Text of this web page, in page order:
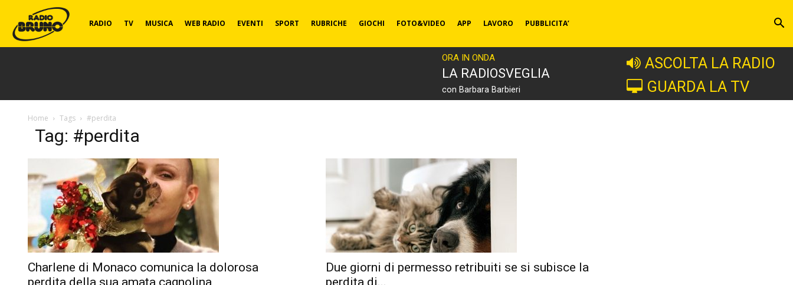
Radio
RADIO TV MUSICA WEB RADIO EVENTI SPORT RUBRICHE GIOCHI FOTO&VIDEO APP LAVORO PUBBLICITA’
ORA IN ONDA
LA RADIOSVEGLIA
con Barbara Barbieri
ASCOLTA LA RADIO
GUARDA LA TV
Home Tags #perdita
Tag: #perdita
Charlene di Monaco comunica la dolorosa
perdita della sua amata cagnolina
Due giorni di permesso retribuiti se si subisce la
perdita di...